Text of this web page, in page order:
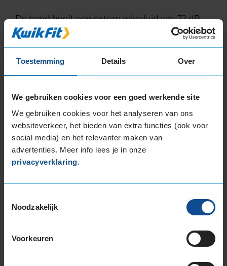
Toestemming Details Over
We gebruiken cookies voor een goed werkende site
We gebruiken cookies voor het analyseren van ons
websiteverkeer, het bieden van extra functies (ook voor
social media) en het relevanter maken van
advertenties. Meer info lees je in onze
privacyverklaring.
Noodzakelijk
Voorkeuren
De band heeft een extern rolgeluid van 72 dB
met B-notering, wat betekent dat deze band
Wil je nog meer informatie over het
bandenlabel van deze band, klik danhier
Bandenmontagepakketten
bandenmaat omvang (inch)